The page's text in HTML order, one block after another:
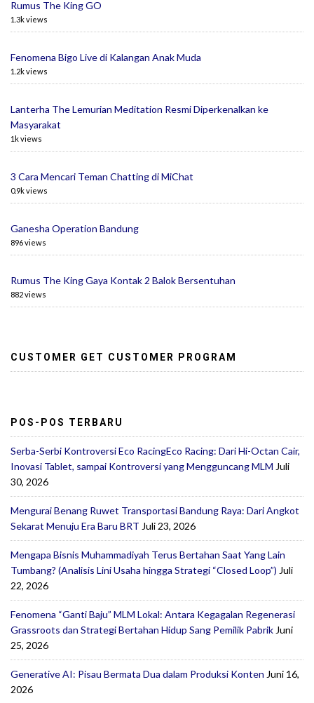
Rumus The King GO
1.3k views
Fenomena Bigo Live di Kalangan Anak Muda
1.2k views
Lanterha The Lemurian Meditation Resmi Diperkenalkan ke
Masyarakat
1k views
3 Cara Mencari Teman Chatting di MiChat
0.9k views
Ganesha Operation Bandung
896 views
Rumus The King Gaya Kontak 2 Balok Bersentuhan
882 views
CUSTOMER GET CUSTOMER PROGRAM
POS-POS TERBARU
Serba-Serbi Kontroversi Eco RacingEco Racing: Dari Hi-Octan Cair,
Inovasi Tablet, sampai Kontroversi yang Mengguncang MLM Juli
30, 2026
Mengurai Benang Ruwet Transportasi Bandung Raya: Dari Angkot
Sekarat Menuju Era Baru BRT Juli 23, 2026
Mengapa Bisnis Muhammadiyah Terus Bertahan Saat Yang Lain
Tumbang? (Analisis Lini Usaha hingga Strategi “Closed Loop”) Juli
22, 2026
Fenomena “Ganti Baju” MLM Lokal: Antara Kegagalan Regenerasi
Grassroots dan Strategi Bertahan Hidup Sang Pemilik Pabrik Juni
25, 2026
Generative AI: Pisau Bermata Dua dalam Produksi Konten Juni 16,
2026